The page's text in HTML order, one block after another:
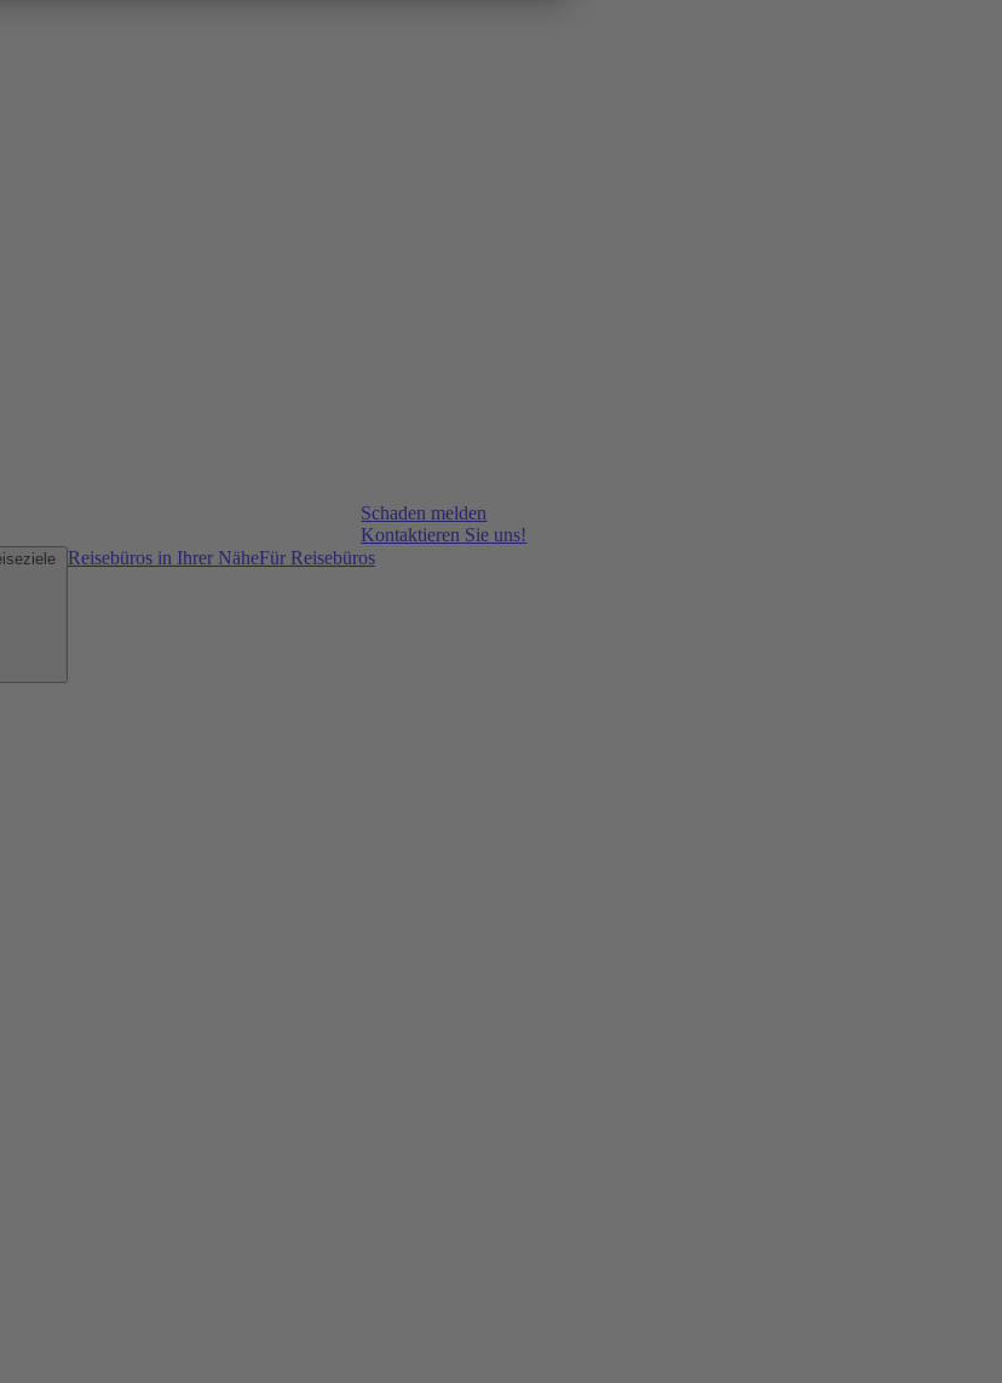
Schaden melden
Kontaktieren Sie uns!
Reisebüros in Ihrer NäheFür Reisebüros